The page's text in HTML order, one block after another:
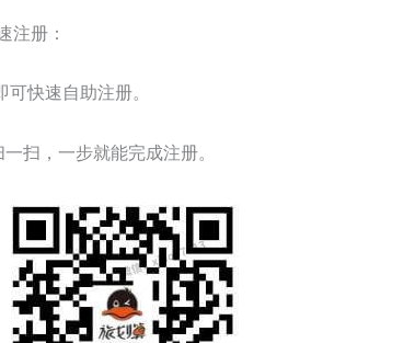
注册：
可快速自助注册。
扫，一步就能完成注册。